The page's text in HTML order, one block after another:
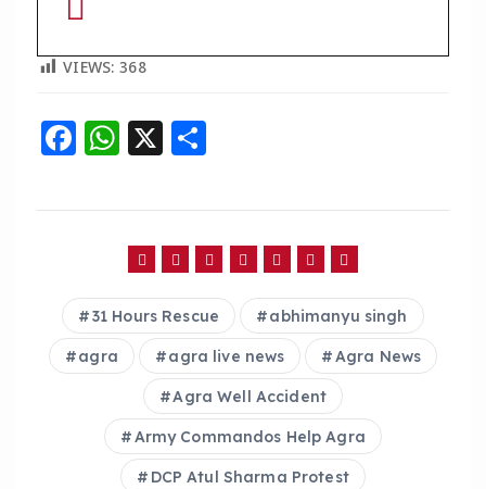
VIEWS: 368
F
c
o
o
k
W
a
ts
A
p
p
X
a
re
31 Hours Rescue abhimanyu singh
agra agra live news Agra News
Agra Well Accident
Army Commandos Help Agra
DCP Atul Sharma Protest